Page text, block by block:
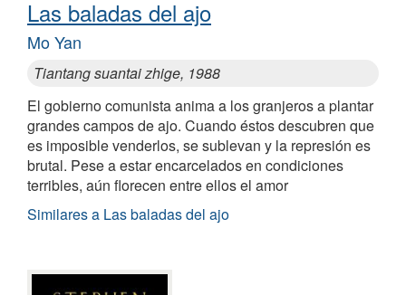
Las baladas del ajo
Mo Yan
Tiantang suantai zhige, 1988
El gobierno comunista anima a los granjeros a plantar
grandes campos de ajo. Cuando éstos descubren que
es imposible venderlos, se sublevan y la represión es
brutal. Pese a estar encarcelados en condiciones
terribles, aún florecen entre ellos el amor
Similares a Las baladas del ajo